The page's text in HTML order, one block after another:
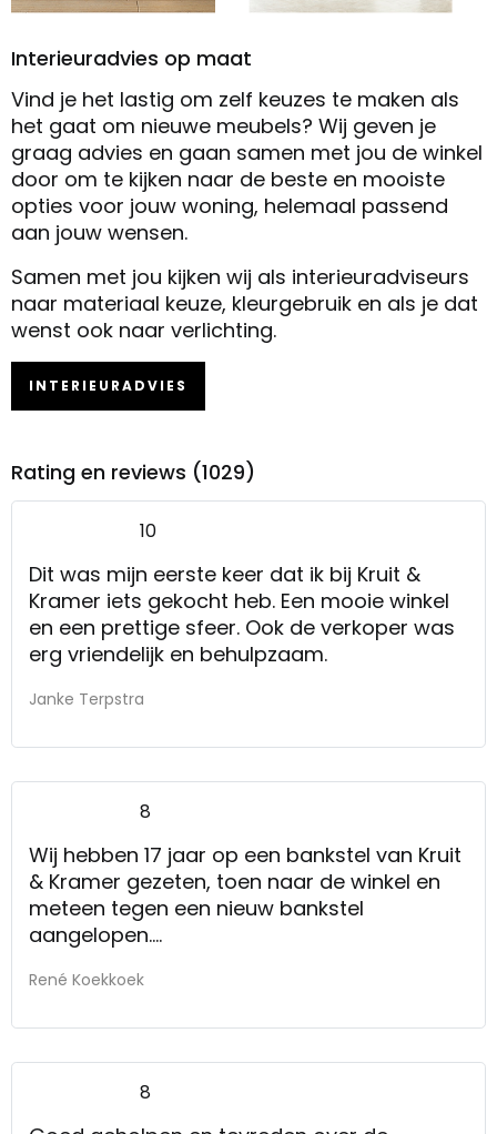
Interieuradvies op maat
Vind je het lastig om zelf keuzes te maken als
het gaat om nieuwe meubels? Wij geven je
graag advies en gaan samen met jou de winkel
door om te kijken naar de beste en mooiste
opties voor jouw woning, helemaal passend
aan jouw wensen.
Samen met jou kijken wij als interieuradviseurs
naar materiaal keuze, kleurgebruik en als je dat
wenst ook naar verlichting.
INTERIEURADVIES
Rating en reviews (1029)
10
Dit was mijn eerste keer dat ik bij Kruit &
Kramer iets gekocht heb. Een mooie winkel
en een prettige sfeer. Ook de verkoper was
erg vriendelijk en behulpzaam.
Janke Terpstra
8
Wij hebben 17 jaar op een bankstel van Kruit
& Kramer gezeten, toen naar de winkel en
meteen tegen een nieuw bankstel
aangelopen.
René Koekkoek
8